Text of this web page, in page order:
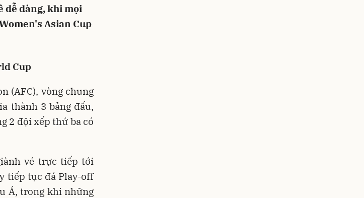
dễ dàng, khi mọi
Asian Cup
Cup
(AFC), vòng chung
thành 3 bảng đấu,
2 đội xếp thứ ba có
vé trực tiếp tới
tiếp tục đá Play-off
Á, trong khi những